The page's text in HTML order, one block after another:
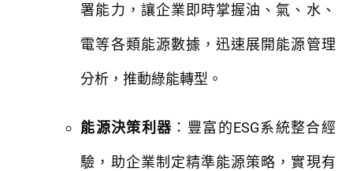
署能力，讓企業即時掌握油、氣、水、
電等各類能源數據，迅速展開能源管理
分析，推動綠能轉型。
能源決策利器 ：豐富的ESG系統整合經
驗，助企業制定精準能源策略，實現有